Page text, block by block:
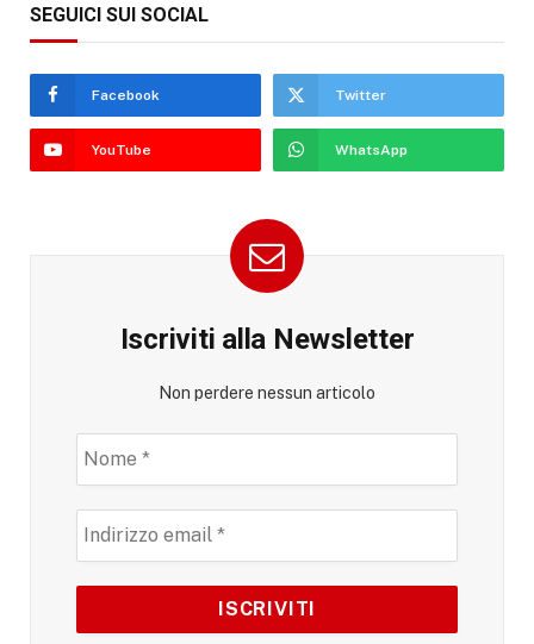
SEGUICI SUI SOCIAL
Facebook Twitter
YouTube WhatsApp
Iscriviti alla Newsletter
Non perdere nessun articolo